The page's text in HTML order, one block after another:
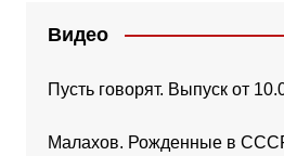
Видео
Пусть говорят. Выпуск от
Малахов. Рожденные в